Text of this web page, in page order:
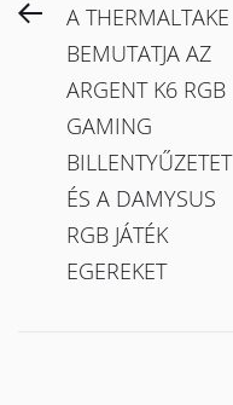
Bejegyzés
navigáció
PreviousA THERMALTAKE
BEMUTATJA AZ
ARGENT K6 RGB
GAMING
BILLENTYŰZETET
ÉS A DAMYSUS
RGB JÁTÉK
EGEREKET